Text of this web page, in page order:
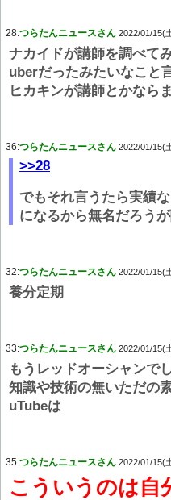
28:つらたんニュースさん 2022/01/15(
ナカイドが講師を調べて
uberだったみたいなこと
ヒカキンが講師とかなら
36:つらたんニュースさん 2022/01/15(
>>28
でもそれ言うたら実績
になるから無名だろう
32:つらたんニュースさん 2022/01/15(
養分定期
33:つらたんニュースさん 2022/01/15(
もうレッドオーシャンで
知識や技術の無いただの
uTubeは
35:つらたんニュースさん 2022/01/15(
こういうのは自